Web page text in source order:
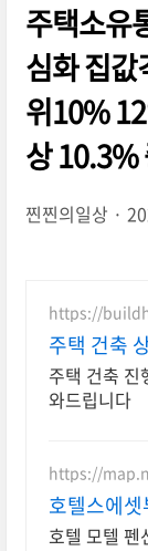
주택소유
심화 집
위10%
상 10.3%
찐찐의일상
https://
주택 건축
주택 건축 진
와드립니다
https://
호텔스에
호텔 모텔 펜